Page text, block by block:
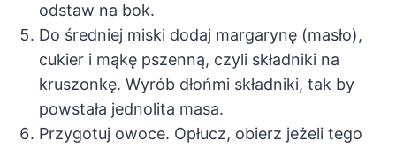
odstaw na bok.
Do średniej miski dodaj margarynę (masło),
cukier i mąkę pszenną, czyli składniki na
kruszonkę. Wyrób dłońmi składniki, tak by
powstała jednolita masa.
Przygotuj owoce. Opłucz, obierz jeżeli tego